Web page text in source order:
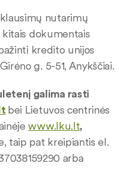
nutarimų
dokumentais
kredito unijos
g. 5-51, Anykščiai.
galima rasti
bei Lietuvos centrinės
www.lku.lt,
taip pat kreipiantis el.
arba